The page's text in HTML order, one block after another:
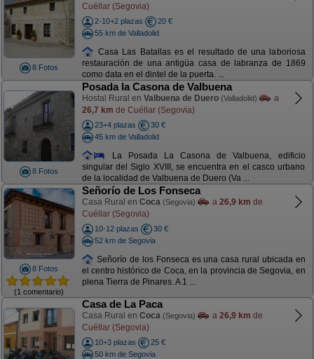
8 Fotos
Cuéllar (Segovia)
2-10+2 plazas
20 €
55 km de Valladolid
Casa Las Batallas es el resultado de una laboriosa
restauración de una antigüa casa de labranza de 1869
como data en el dintel de la puerta. ...
8 Fotos
Posada la Casona de Valbuena
Hostal Rural en Valbuena de Duero (Valladolid)
a
26,7 km de Cuéllar (Segovia)
23+4 plazas
30 €
45 km de Valladolid
La Posada La Casona de Valbuena, edificio
singular del Siglo XVIII, se encuentra en el casco urbano
de la localidad de Valbuena de Duero (Va ...
8 Fotos
(1 comentario)
Señorío de Los Fonseca
Casa Rural en Coca (Segovia) a 26,9 km de
Cuéllar (Segovia)
10-12 plazas
30 €
52 km de Segovia
Señorío de los Fonseca es una casa rural ubicada en
el centro histórico de Coca, en la provincia de Segovia, en
plena Tierra de Pinares. A 1 ...
Casa de La Paca
Casa Rural en Coca (Segovia) a 26,9 km de
Cuéllar (Segovia)
10+3 plazas
25 €
50 km de Segovia